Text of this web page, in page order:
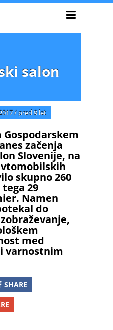
salon
/ pred 9 let
začenja
Slovenije, na
skupno 260
29
Namen
do
med
varnostnim
SHARE